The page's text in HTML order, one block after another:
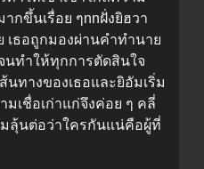
ากขึ้นเรื่อย ๆnnฝั่งยิฮวา
เธอถูกมองผ่านคำทำนาย
นทำให้ทุกการตัดสินใจ
นทางของเธอและยิอัมเริ่ม
เชื่อเก่าแก่จึงค่อย ๆ คลี่
ลุ้นต่อว่าใครกันแน่คือผู้ที่